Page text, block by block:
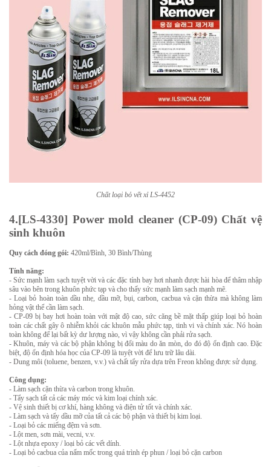
Chất loại bỏ vết xỉ LS-4452
4.[LS-4330] Power mold cleaner (CP-09) Chất vệ
sinh khuôn
Quy cách đóng gói: 420ml/Bình, 30 Bình/Thùng
Tính năng:
- Sức mạnh làm sạch tuyệt vời và các đặc tính bay hơi nhanh được hài hòa để thâm nhập
sâu vào bên trong khuôn phức tạp và cho thấy sức mạnh làm sạch mạnh mẽ.
- Loại bỏ hoàn toàn dầu nhẹ, dầu mỡ, bụi, carbon, cacbua và cặn thừa mà không làm
hỏng vật thể cần làm sạch.
- CP-09 bị bay hơi hoàn toàn với mật độ cao, sức căng bề mặt thấp giúp loại bỏ hoàn
toàn các chất gây ô nhiễm khỏi các khuôn mẫu phức tạp, tinh vi và chính xác. Nó hoàn
toàn không để lại bất kỳ dư lượng nào, vì vậy không cần phải rửa sạch.
- Khuôn, máy và các bộ phận không bị đổi màu do ăn mòn, do đó độ ổn định cao. Đặc
biệt, độ ổn định hóa học của CP-09 là tuyệt vời để lưu trữ lâu dài.
- Dung môi (toluene, benzen, v.v.) và chất tẩy rửa dựa trên Freon không được sử dụng.
Công dụng:
- Làm sạch cặn thừa và carbon trong khuôn.
- Tẩy sạch tất cả các máy móc và kim loại chính xác.
- Vệ sinh thiết bị cơ khí, hàng không và điện tử tốt và chính xác.
- Làm sạch và tẩy dầu mỡ của tất cả các bộ phận và thiết bị kim loại.
- Loại bỏ các miếng đệm và sơn.
- Lột men, sơn mài, vecni, v.v.
- Lột nhựa epoxy / loại bỏ các vết dính.
- Loại bỏ cacbua của nấm mốc trong quá trình ép phun / loại bỏ cặn carbon